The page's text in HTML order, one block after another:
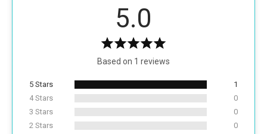
5.0
Based on 1 reviews
5 Stars
1
4 Stars
0
3 Stars
0
2 Stars
0